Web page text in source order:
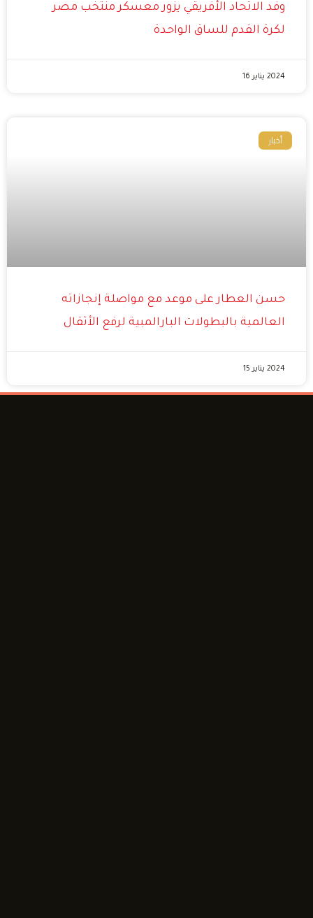
وفد الاتحاد الأفريقي يزور معسكر منتخب مصر
لكرة القدم للساق الواحدة
2024 يناير 16
أخبار
حسن العطار على موعد مع مواصلة إنجازاته
العالمية بالبطولات البارالمبية لرفع الأثقال
2024 يناير 15